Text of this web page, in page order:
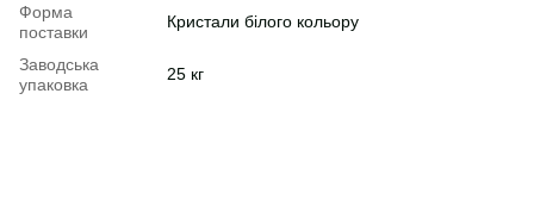
Форма
поставки
Кристали білого кольору
Заводська
упаковка
25 кг